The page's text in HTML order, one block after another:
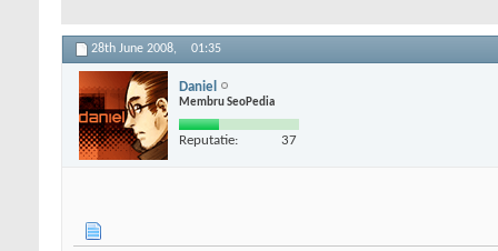
28th June 2008, 01:35
Daniel
Membru SeoPedia
Reputatie: 37